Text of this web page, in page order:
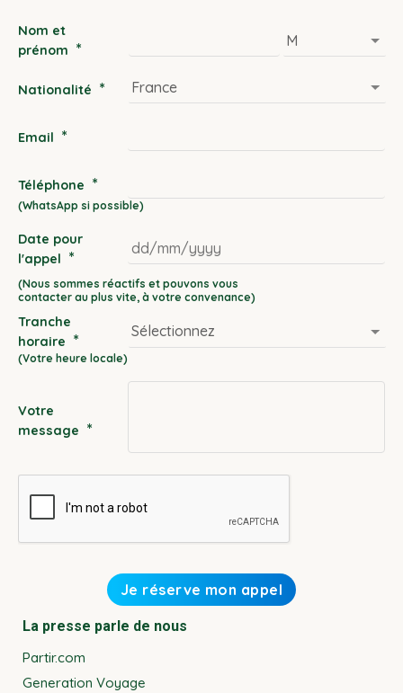
Nom et
prénom *
Nationalité *
Email *
Téléphone *
Date pour
l'appel *
DD
slash
MM
slash
Tranche
horaire *
Votre
message *
La presse parle de nous
Partir.com
Generation Voyage